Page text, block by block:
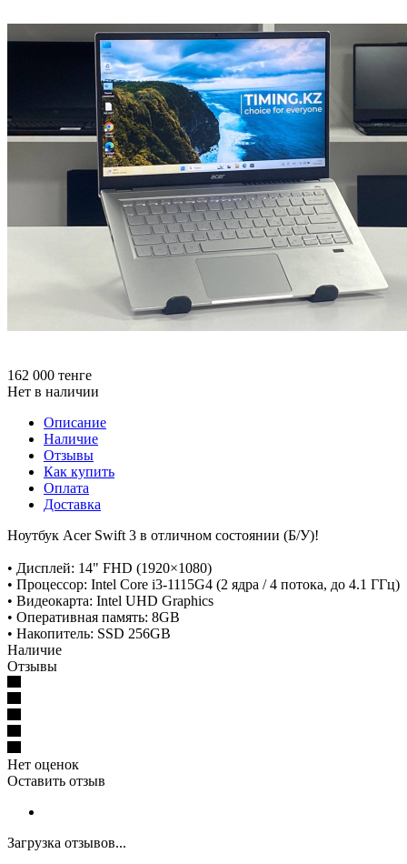
162 000 тенге
Нет в наличии
Описание
Наличие
Отзывы
Как купить
Оплата
Доставка
Ноутбук Acer Swift 3 в отличном состоянии (Б/У)!
• Дисплей: 14" FHD (1920×1080)
• Процессор: Intel Core i3-1115G4 (2 ядра / 4 потока, до 4.1 ГГц)
• Видеокарта: Intel UHD Graphics
• Оперативная память: 8GB
• Накопитель: SSD 256GB
Наличие
Отзывы
Нет оценок
Оставить отзыв
Загрузка отзывов...